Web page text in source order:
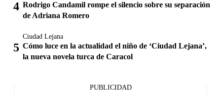
Rodrigo Candamil rompe el silencio sobre su separación
de Adriana Romero
Ciudad Lejana
Cómo luce en la actualidad el niño de ‘Ciudad Lejana’,
la nueva novela turca de Caracol
PUBLICIDAD